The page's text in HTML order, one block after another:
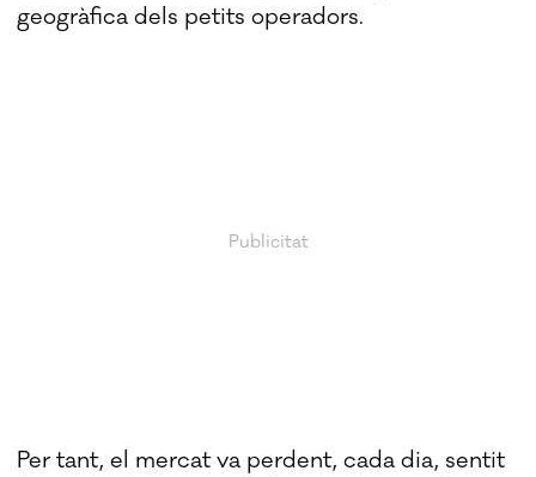
geogràfica dels petits operadors.
Per tant, el mercat va perdent, cada dia, sentit